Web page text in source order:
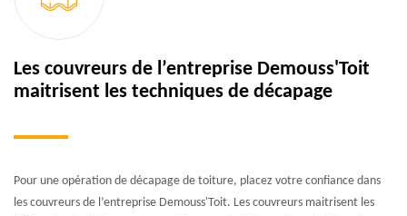
Les couvreurs de l’entreprise Demouss'Toit
maitrisent les techniques de décapage
Pour une opération de décapage de toiture, placez votre confiance dans
les couvreurs de l’entreprise Demouss'Toit. Les couvreurs maitrisent les